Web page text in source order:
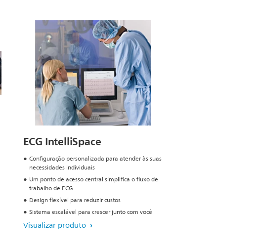
ECG IntelliSpace
Configuração personalizada para atender às suas
necessidades individuais
Um ponto de acesso central simplifica o fluxo de
trabalho de ECG
Design flexível para reduzir custos
Sistema escalável para crescer junto com você
Visualizar produto